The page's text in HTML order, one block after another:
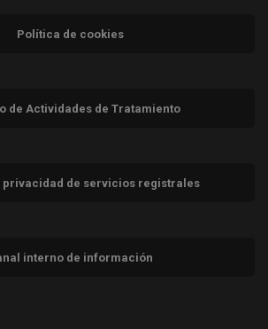
Política de cookies
de Actividades de Tratamiento
privacidad de servicios registrales
interno de información